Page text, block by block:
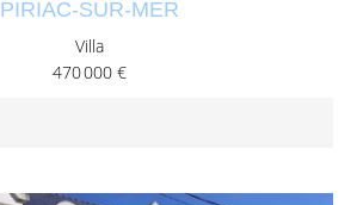
PIRIAC-SUR-MER
Villa
470 000 €